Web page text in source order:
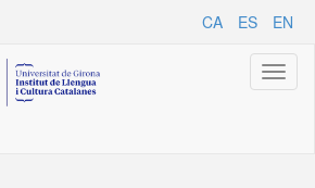
CA ES EN